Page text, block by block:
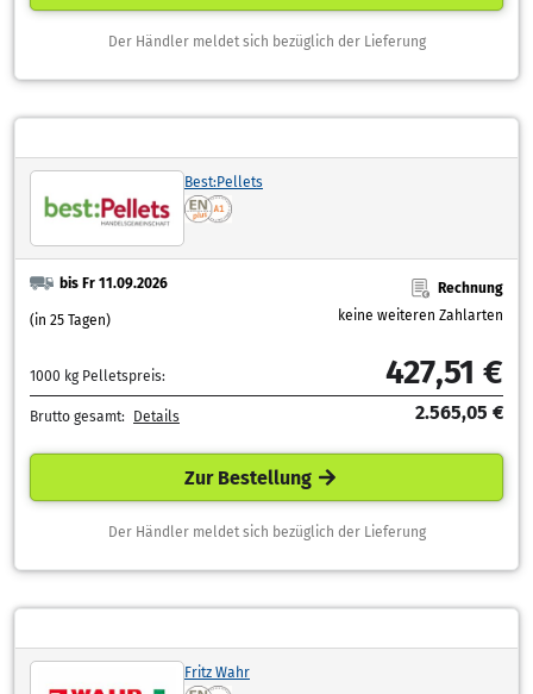
Der Händler meldet sich bezüglich der Lieferung
Best:Pellets
bis Fr 11.09.2026
(in 25 Tagen)
Rechnung
keine weiteren Zahlarten
1000 kg Pelletspreis: 427,51 €
Brutto gesamt: Details 2.565,05 €
Zur Bestellung
Der Händler meldet sich bezüglich der Lieferung
Fritz Wahr